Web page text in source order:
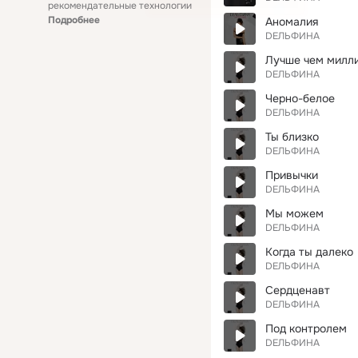
рекомендательные технологии
Подробнее
Аномалия
DЕЛЬФИНА
Лучше чем
DЕЛЬФИНА
Черно-белое
DЕЛЬФИНА
Ты близко
DЕЛЬФИНА
Привычки
DЕЛЬФИНА
Мы можем
DЕЛЬФИНА
Когда ты далеко
DЕЛЬФИНА
Сердценавт
DЕЛЬФИНА
Под контролем
DЕЛЬФИНА